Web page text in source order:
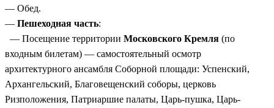
— Обед.
— Пешеходная часть:
— Посещение территории Московского Кремля (по
входным билетам) — самостоятельный осмотр
архитектурного ансамбля Соборной площади: Успенский,
Архангельский, Благовещенский соборы, церковь
Ризположения, Патриаршие палаты, Царь-пушка, Царь-